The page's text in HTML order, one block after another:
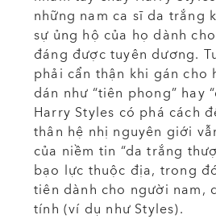
những nam ca sĩ da trắng
sự ủng hộ của họ dành
đáng được tuyên dương.
phải cẩn thận khi gán cho
dán như “tiên phong” hay
Harry Styles có phá cách
thân hệ nhị nguyên giới
của niềm tin “da trắng
bạo lực thuộc địa, trong
tiên dành cho người nam,
tính (ví dụ như Styles).